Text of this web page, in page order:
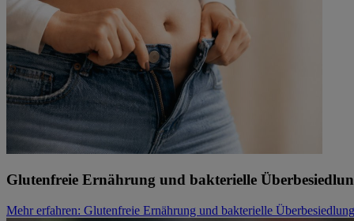
Glutenfreie Ernährung und bakterielle
Mehr erfahren: Glutenfreie Ernährung und bakterielle